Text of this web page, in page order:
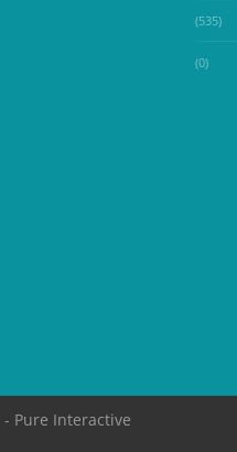
(535)
(0)
- Pure Interactive